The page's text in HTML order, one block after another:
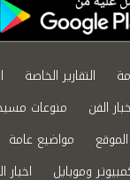
التقارير الخاصة
الفن
منوعات
مواضيع عامة
وموبايل